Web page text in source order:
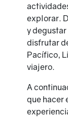
explorar.
y
disfrutar
Pacífico,
viajero.
A
que hacer